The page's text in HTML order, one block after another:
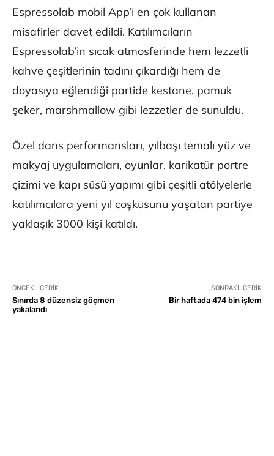
Espressolab mobil App’i en çok kullanan
misafirler davet edildi. Katılımcıların
Espressolab’in sıcak atmosferinde hem lezzetli
kahve çeşitlerinin tadını çıkardığı hem de
doyasıya eğlendiği partide kestane, pamuk
şeker, marshmallow gibi lezzetler de sunuldu.
Özel dans performansları, yılbaşı temalı yüz ve
makyaj uygulamaları, oyunlar, karikatür portre
çizimi ve kapı süsü yapımı gibi çeşitli atölyelerle
katılımcılara yeni yıl coşkusunu yaşatan partiye
yaklaşık 3000 kişi katıldı.
ÖNCEKI İÇERIK
Sınırda 8 düzensiz göçmen
yakalandı
SONRAKI İÇERIK
Bir haftada 474 bin işlem